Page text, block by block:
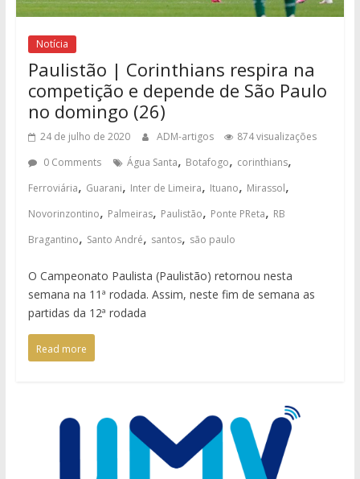
Notícia
Paulistão | Corinthians respira na
competição e depende de São Paulo
no domingo (26)
24 de julho de 2020 ADM-artigos
874 visualizações
0 Comments
Água Santa, Botafogo, corinthians,
Ferroviária, Guarani, Inter de Limeira, Ituano, Mirassol,
Novorinzontino, Palmeiras, Paulistão, Ponte PReta, RB
Bragantino, Santo André, santos, são paulo
O Campeonato Paulista (Paulistão) retornou nesta
semana na 11ª rodada. Assim, neste fim de semana as
partidas da 12ª rodada
Read more